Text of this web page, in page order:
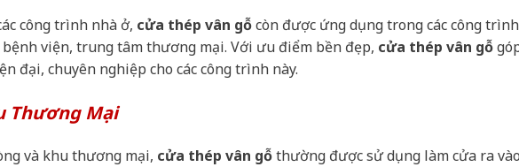
công trình nhà ở, cửa thép vân gỗcòn được ứng dụng trong các công trình
bệnh viện, trung tâm thương mại. Với ưu điểm bền đẹp, cửa thép vân gỗ
đại, chuyên nghiệp cho các công trình này.
Thương Mại
và khu thương mại, cửa thép vân gỗthường được sử dụng làm cửa ra vào